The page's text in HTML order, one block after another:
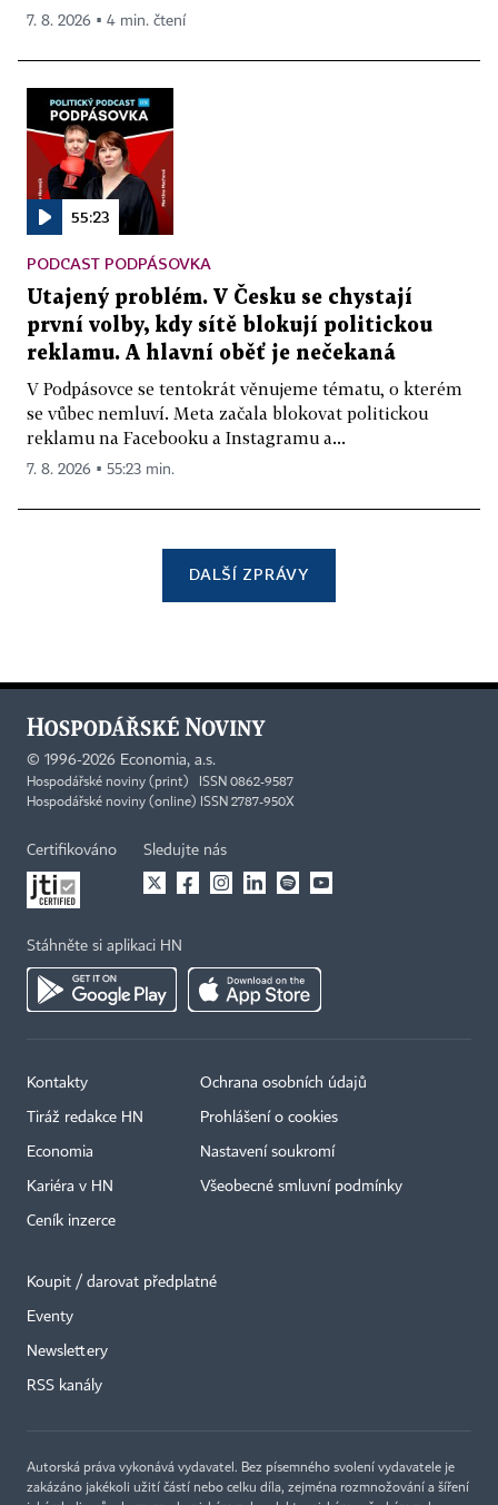
7. 8. 2026 ▪ 4 min. čtení
55:23
PODCAST PODPÁSOVKA
Utajený problém. V Česku se chystají
první volby, kdy sítě blokují politickou
reklamu. A hlavní oběť je nečekaná
V Podpásovce se tentokrát věnujeme tématu, o kterém
se vůbec nemluví. Meta začala blokovat politickou
reklamu na Facebooku a Instagramu a...
7. 8. 2026 ▪ 55:23 min.
DALŠÍ ZPRÁVY
© 1996-2026 Economia, a.s.
Hospodářské noviny (print) ISSN 0862-9587
Hospodářské noviny (online) ISSN 2787-950X
Certifikováno Sledujte nás
Stáhněte si aplikaci HN
Kontakty
Tiráž redakce HN
Economia
Kariéra v HN
Ceník inzerce
Ochrana osobních údajů
Prohlášení o cookies
Nastavení soukromí
Všeobecné smluvní podmínky
Koupit / darovat předplatné
Eventy
Newslettery
RSS kanály
Autorská práva vykonává vydavatel. Bez písemného svolení vydavatele je
zakázáno jakékoli užití částí nebo celku díla, zejména rozmnožování a šíření